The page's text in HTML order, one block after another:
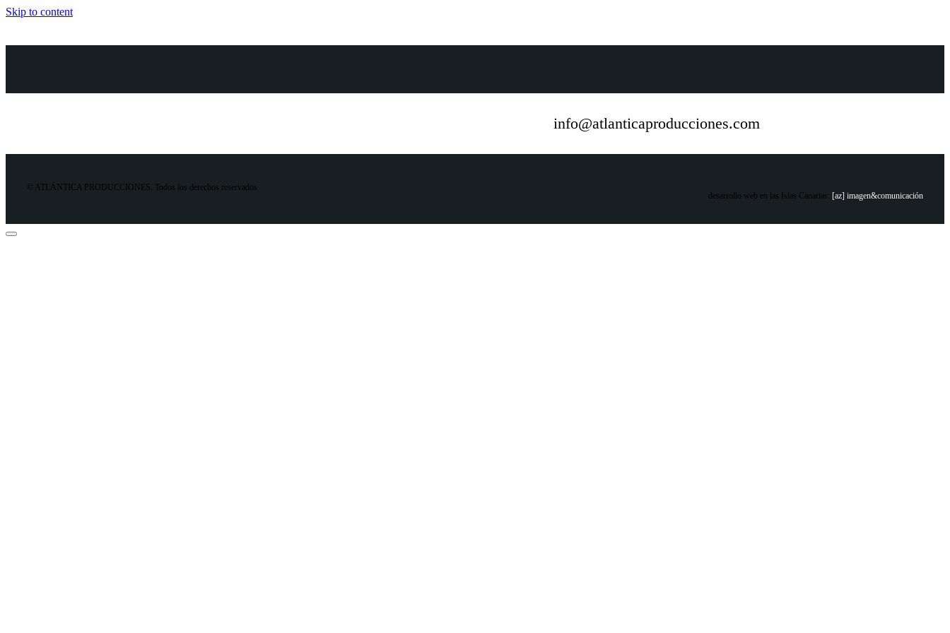
Skip to content
info@atlanticaproducciones.com
© ATLÁNTICA PRODUCCIONES. Todos los derechos reservados
desarrollo web en las Islas Canarias: [az] imagen&comunicación